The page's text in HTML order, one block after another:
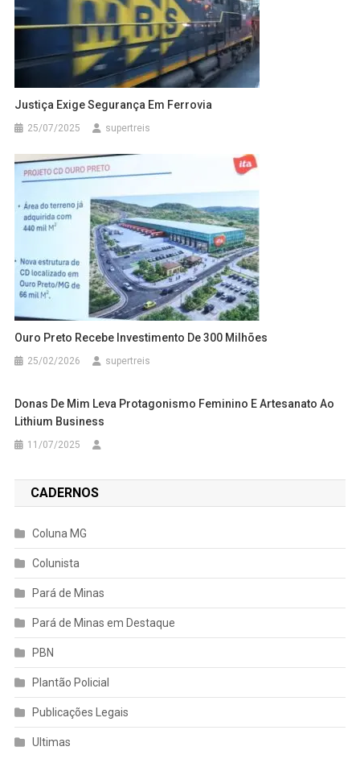
Justiça Exige Segurança Em Ferrovia
25/07/2025 supertreis
Ouro Preto Recebe Investimento De 300 Milhões
25/02/2026 supertreis
Donas De Mim Leva Protagonismo Feminino E Artesanato Ao
Lithium Business
11/07/2025
CADERNOS
Coluna MG
Colunista
Pará de Minas
Pará de Minas em Destaque
PBN
Plantão Policial
Publicações Legais
Ultimas